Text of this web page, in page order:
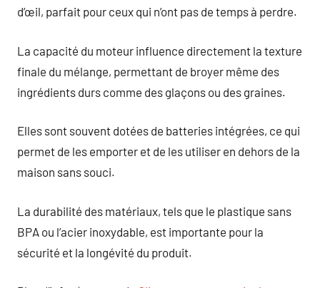
d’œil, parfait pour ceux qui n’ont pas de temps à perdre.
La capacité du moteur influence directement la texture
finale du mélange, permettant de broyer même des
ingrédients durs comme des glaçons ou des graines.
Elles sont souvent dotées de batteries intégrées, ce qui
permet de les emporter et de les utiliser en dehors de la
maison sans souci.
La durabilité des matériaux, tels que le plastique sans
BPA ou l’acier inoxydable, est importante pour la
sécurité et la longévité du produit.